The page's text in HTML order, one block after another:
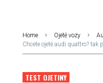
Home Ojeté vozy
Chcete ojeté audi quattro? tak
TEST OJETINY